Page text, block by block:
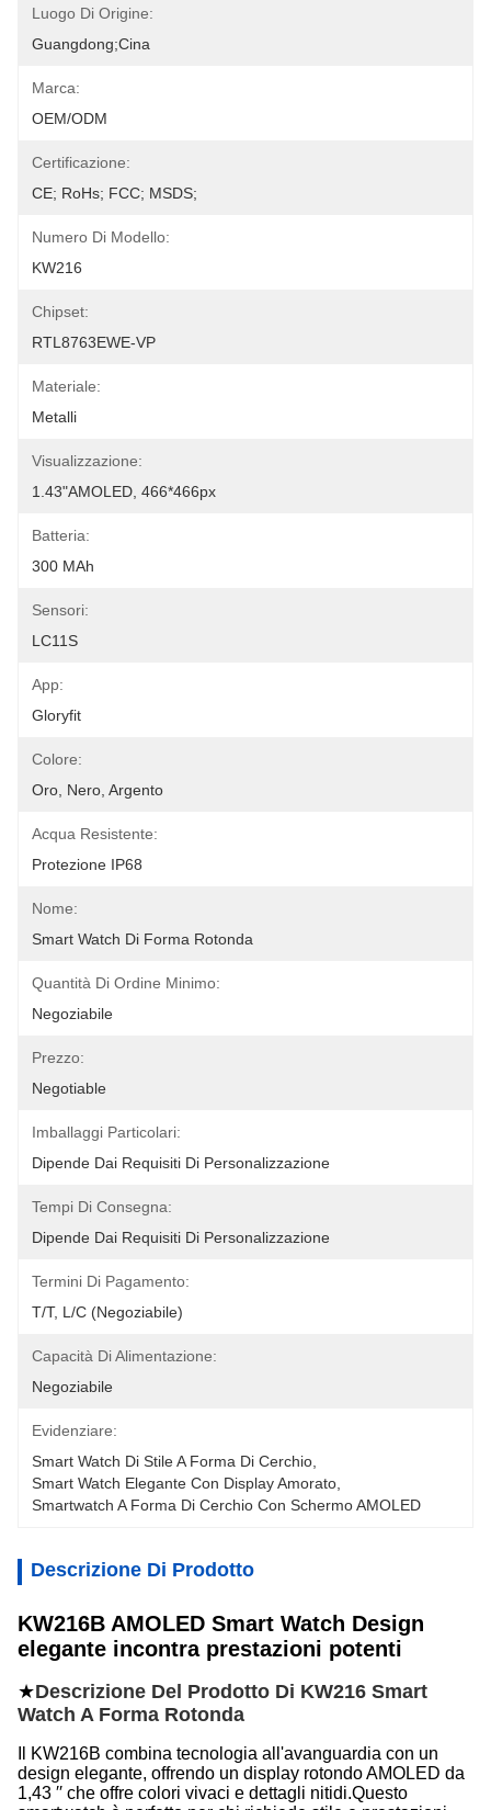
Luogo Di Origine:
Guangdong;Cina
Marca:
OEM/ODM
Certificazione:
CE; RoHs; FCC; MSDS;
Numero Di Modello:
KW216
Chipset:
RTL8763EWE-VP
Materiale:
Metalli
Visualizzazione:
1.43"AMOLED, 466*466px
Batteria:
300 MAh
Sensori:
LC11S
App:
Gloryfit
Colore:
Oro, Nero, Argento
Acqua Resistente:
Protezione IP68
Nome:
Smart Watch Di Forma Rotonda
Quantità Di Ordine Minimo:
Negoziabile
Prezzo:
Negotiable
Imballaggi Particolari:
Dipende Dai Requisiti Di Personalizzazione
Tempi Di Consegna:
Dipende Dai Requisiti Di Personalizzazione
Termini Di Pagamento:
T/T, L/C (negoziabile)
Capacità Di Alimentazione:
Negoziabile
Evidenziare:
Smart Watch Di Stile A Forma Di Cerchio
Smart Watch Elegante Con Display Amorato
Smartwatch A Forma Di Cerchio Con Schermo AMOLED
Descrizione Di Prodotto
KW216B AMOLED Smart Watch Design
elegante incontra prestazioni potenti
★Descrizione Del Prodotto Di KW216 Smart
Watch A Forma Rotonda
Il KW216B combina tecnologia all'avanguardia con un
design elegante, offrendo un display rotondo AMOLED da
1,43 ′′ che offre colori vivaci e dettagli nitidi.Questo